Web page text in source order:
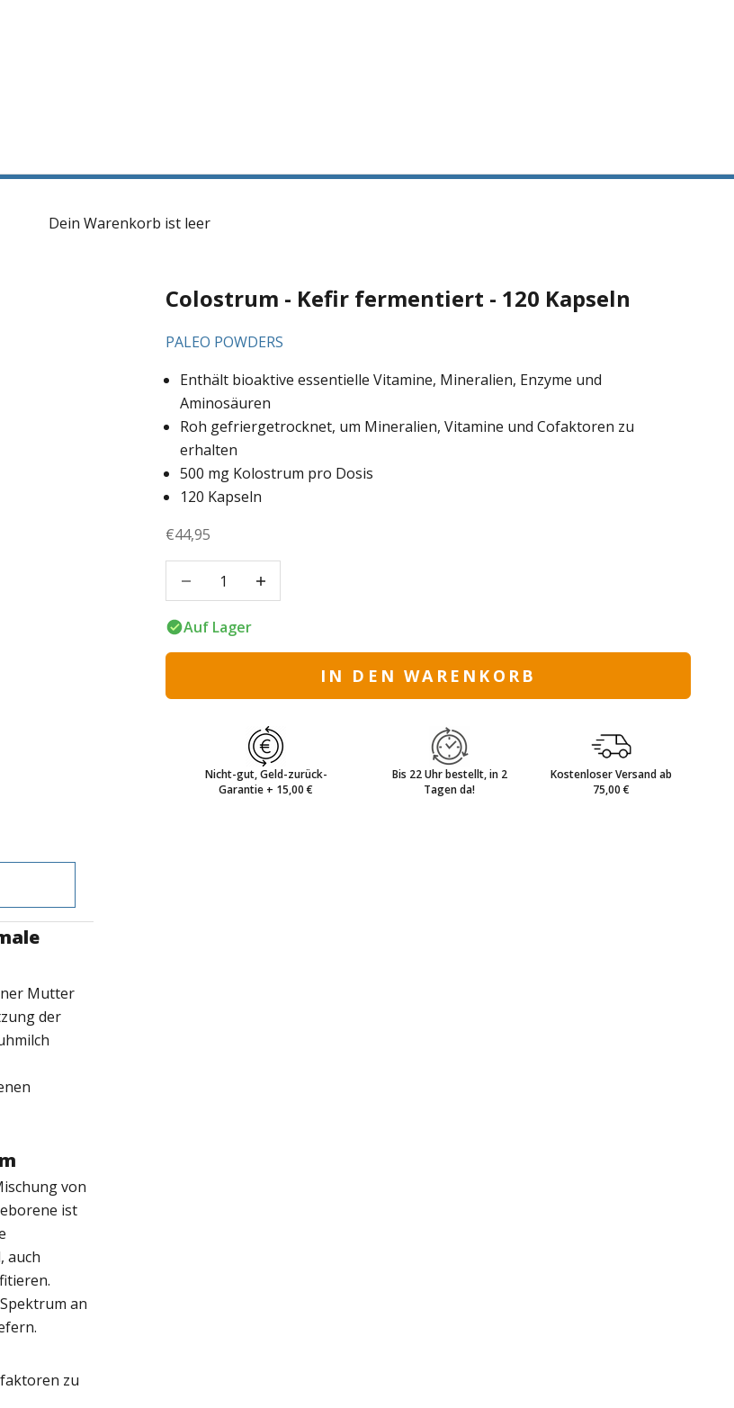
Dein Warenkorb ist leer
Colostrum - Kefir fermentiert - 120 Kapseln
PALEO POWDERS
Enthält bioaktive essentielle Vitamine, Mineralien, Enzyme und
Aminosäuren
Roh gefriergetrocknet, um Mineralien, Vitamine und Cofaktoren zu
erhalten
500 mg Kolostrum pro Dosis
120 Kapseln
Angebot
€44,95
Anzahl verringernAnzahl verringern
Auf Lager
IN DEN WARENKORB
Nicht-gut, Geld-zurück-
Garantie + 15,00 €
Bis 22 Uhr bestellt, in 2
Tagen da!
Kostenloser Versand ab
75,00 €
Mutter
der
von
ist
auch
an
zu